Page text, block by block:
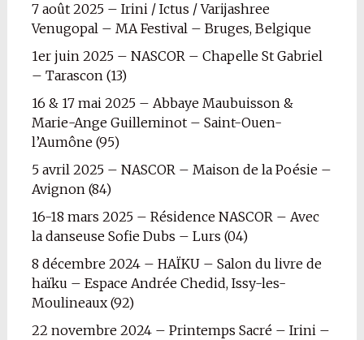
7 août 2025 – Irini / Ictus / Varijashree
Venugopal – MA Festival – Bruges, Belgique
1er juin 2025 – NASCOR – Chapelle St Gabriel
– Tarascon (13)
16 & 17 mai 2025 – Abbaye Maubuisson &
Marie-Ange Guilleminot – Saint-Ouen-
l’Aumône (95)
5 avril 2025 – NASCOR – Maison de la Poésie –
Avignon (84)
16-18 mars 2025 – Résidence NASCOR – Avec
la danseuse Sofie Dubs – Lurs (04)
8 décembre 2024 – HAÏKU – Salon du livre de
haïku – Espace Andrée Chedid, Issy-les-
Moulineaux (92)
22 novembre 2024 – Printemps Sacré – Irini –